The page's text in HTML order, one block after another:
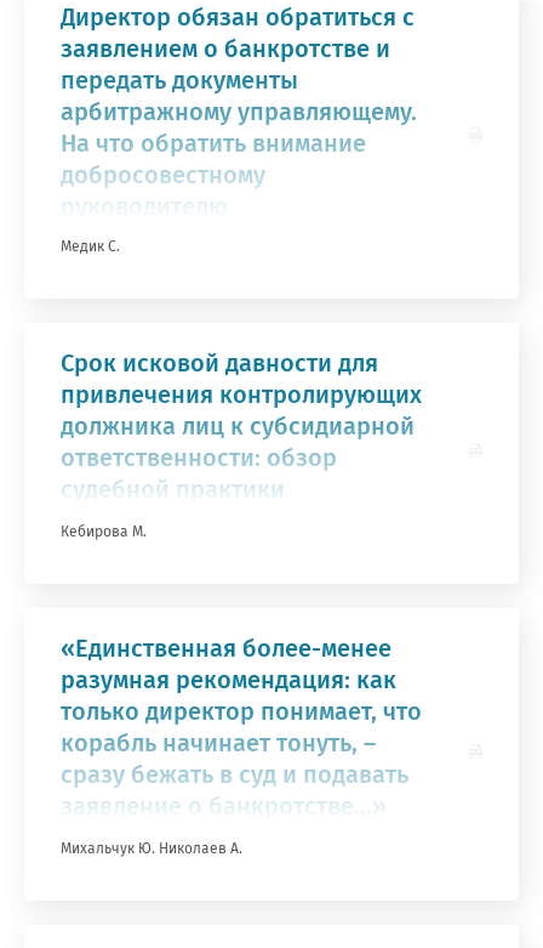
Директор обязан обратиться с
заявлением о банкротстве и
передать документы
арбитражному управляющему.
На что обратить внимание
добросовестному
руководителю
Медик С.
Срок исковой давности для
привлечения контролирующих
должника лиц к субсидиарной
ответственности: обзор
судебной практики
Кебирова М.
«Единственная более-менее
разумная рекомендация: как
только директор понимает, что
корабль начинает тонуть, –
сразу бежать в суд и подавать
заявление о банкротстве...»
Михальчук Ю. Николаев А.